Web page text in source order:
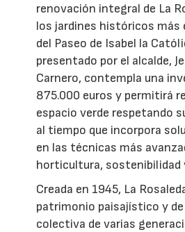
renovación integral de La
los jardines históricos más
del Paseo de Isabel la
presentado por el alcalde,
Carnero, contempla una
875.000 euros y permitirá
espacio verde respetando
al tiempo que incorpora
en las técnicas más
horticultura, sostenibilidad
Creada en 1945, La
patrimonio paisajístico y
colectiva de varias